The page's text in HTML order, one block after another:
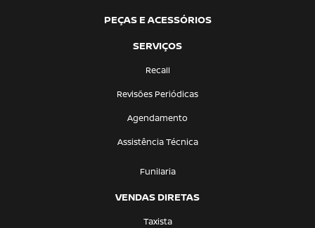
PEÇAS E ACESSÓRIOS
SERVIÇOS
Recall
Revisões Periódicas
Agendamento
Assistência Técnica
Funilaria
VENDAS DIRETAS
Taxista